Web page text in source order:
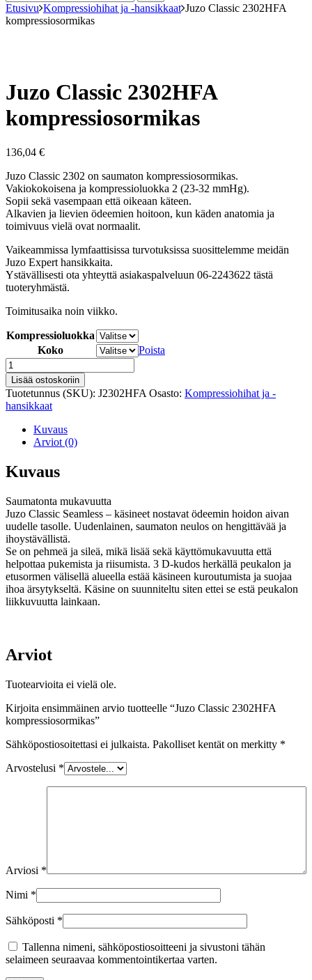
Etusivu Kompressiohihat ja -hansikkaat Juzo Classic 2302HFA
kompressiosormikas
Juzo Classic 2302HFA
kompressiosormikas
136,04 €
Juzo Classic 2302 on saumaton kompressiosormikas.
Vakiokokoisena ja kompressioluokka 2 (23-32 mmHg).
Sopii sekä vasempaan että oikeaan käteen.
Alkavien ja lievien ödeemien hoitoon, kun käden anatomia ja
toimivuus vielä ovat normaalit.
Vaikeammissa lymfaattisissa turvotuksissa suosittelemme meidän
Juzo Expert hansikkaita.
Ystävällisesti ota yhteyttä asiakaspalveluun 06-2243622 tästä
tuoteryhmästä.
Toimitusaika noin viikko.
Kompressioluokka
Koko
Poista
Juzo
Classic
2302HFA
kompressiosormikas
määrä
Lisää ostoskoriin
Tuotetunnus (SKU): J2302HFA Osasto: Kompressiohihat ja -
hansikkaat
Kuvaus
Arviot (0)
Kuvaus
Saumatonta mukavuutta
Juzo Classic Seamless – käsineet nostavat ödeemin hoidon aivan
uudelle tasolle. Uudenlainen, saumaton neulos on hengittävää ja
ihoystävällistä.
Se on pehmeä ja sileä, mikä lisää sekä käyttömukavuutta että
helpottaa pukemista ja riisumista. 3 D-kudos herkällä peukalon ja
etusormen välisellä alueella estää käsineen kuroutumista ja suojaa
ihoa ärsytykseltä. Käsine on suunniteltu siten ettei se estä peukalon
liikkuvuutta lainkaan.
Arviot
Tuotearvioita ei vielä ole.
Kirjoita ensimmäinen arvio tuotteelle “Juzo Classic 2302HFA
kompressiosormikas”
Sähköpostiosoitettasi ei julkaista. Pakolliset kentät on merkitty *
Arvostelusi *
Arviosi *
Nimi *
Sähköposti *
Tallenna nimeni, sähköpostiosoitteeni ja sivustoni tähän
selaimeen seuraavaa kommentointikertaa varten.